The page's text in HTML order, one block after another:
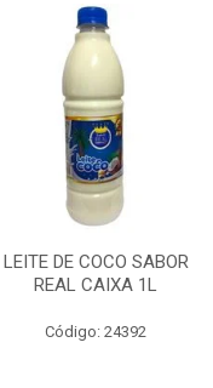
LEITE DE COCO SABOR
REAL CAIXA 1L
Código: 24392